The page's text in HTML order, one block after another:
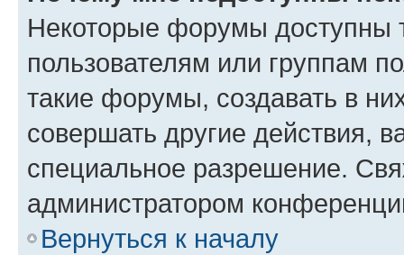
Некоторые форумы доступны
пользователям или группам
такие форумы, создавать в
совершать другие действия,
специальное разрешение.
администратором
Вернуться к началу